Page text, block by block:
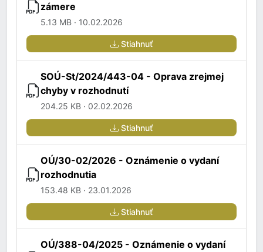
zámere
5.13 MB · 10.02.2026
Stiahnuť
SOÚ-St/2024/443-04 - Oprava zrejmej
chyby v rozhodnutí
204.25 KB · 02.02.2026
Stiahnuť
OÚ/30-02/2026 - Oznámenie o vydaní
rozhodnutia
153.48 KB · 23.01.2026
Stiahnuť
OÚ/388-04/2025 - Oznámenie o vydaní